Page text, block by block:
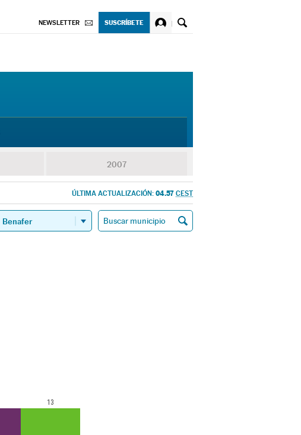
NEWSLETTER SUSCRÍBETE
2007
ÚLTIMA ACTUALIZACIÓN: 04.57 CEST
13